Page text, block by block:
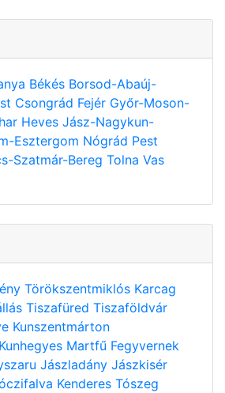
Békés Borsod-Abaúj-
Csongrád Fejér Győr-Moson-
Heves Jász-Nagykun-
Esztergom Nógrád Pest
Szatmár-Bereg Tolna Vas
Törökszentmiklós Karcag
Tiszafüred Tiszaföldvár
Kunszentmárton
Kunhegyes Martfű Fegyvernek
Jászladány Jászkisér
Kenderes Tószeg